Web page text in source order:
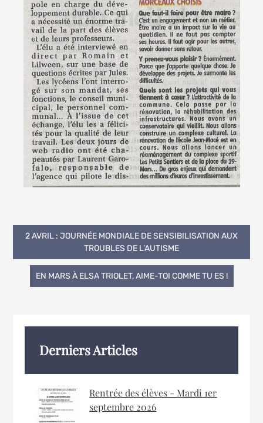
Navigation
de
l’article
2 AVRIL : JOURNÉE MONDIALE DE SENSIBILISATION AUX
TROUBLES DE L’AUTISME
EN MARS À ELSA TRIOLET, AIME-TOI COMME TU ES !
Derniers Articles
Rentrée des élèves - Mardi 1er
septembre 2026